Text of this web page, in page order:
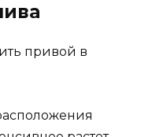
привой в